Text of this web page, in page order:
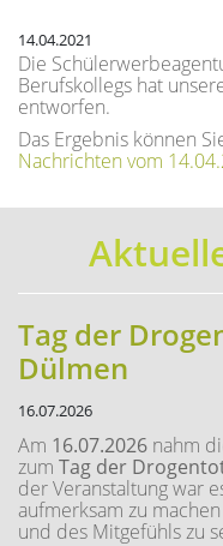
14.04.2021
Die
Berufskollegs hat
entworfen.
Das Ergebnis können
Nachrichten vom
Tag der
Dülmen
16.07.2026
Am 16.07.2026 nahm
zum Tag der
der Veranstaltung war
aufmerksam zu
und des Mitgefühls zu